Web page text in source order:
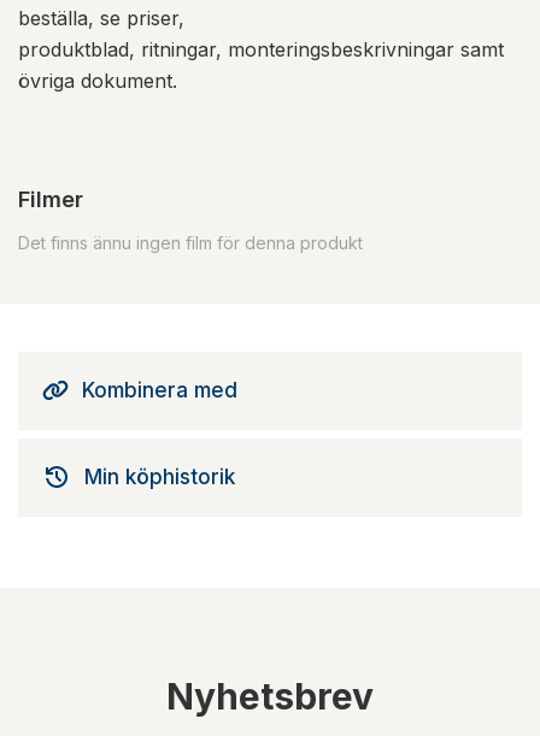
beställa, se priser,
produktblad, ritningar, monteringsbeskrivningar samt
övriga dokument.
Filmer
Det finns ännu ingen film för denna produkt
Kombinera med
Min köphistorik
Nyhetsbrev